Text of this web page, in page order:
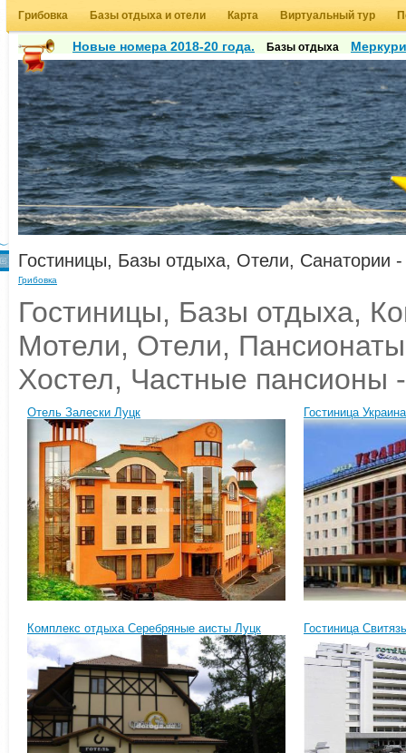
Грибовка Базы отдыха и отели Карта Виртуальный тур
Новые номера 2018-20 года. Базы отдыха
Грибовка
Гостиницы, Базы отдыха, Отели, Санатории
Гостиницы, Базы отдыха,
Мотели, Отели,
Хостел, Частные пансионы
Отель Залески Луцк Гостиница
Комплекс отдыха Серебряные аисты Луцк Гостиница